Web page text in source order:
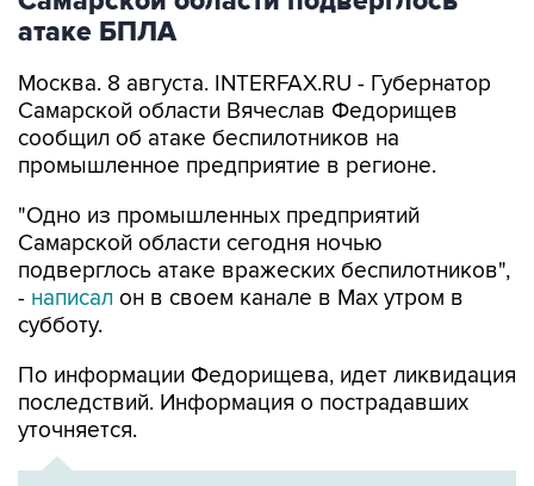
Москва. 8 августа. INTERFAX.RU - Губернатор
сообщил об атаке беспилотников на
промышленное предприятие в регионе.
"Одно из промышленных предприятий
подверглось атаке вражеских беспилотников",
-написалон в своем канале в Max утром в
субботу.
По информации Федорищева, идет ликвидация
уточняется.
ХРОНИКА